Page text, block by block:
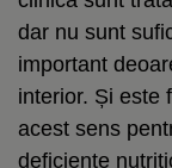
dar nu sunt
important
interior. Și este
acest sens
deficiențe